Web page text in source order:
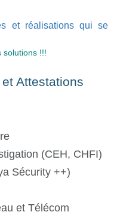
et réalisations qui se
solutions !!!
Attestations
(CEH, CHFI)
Sécurity ++)
et Télécom